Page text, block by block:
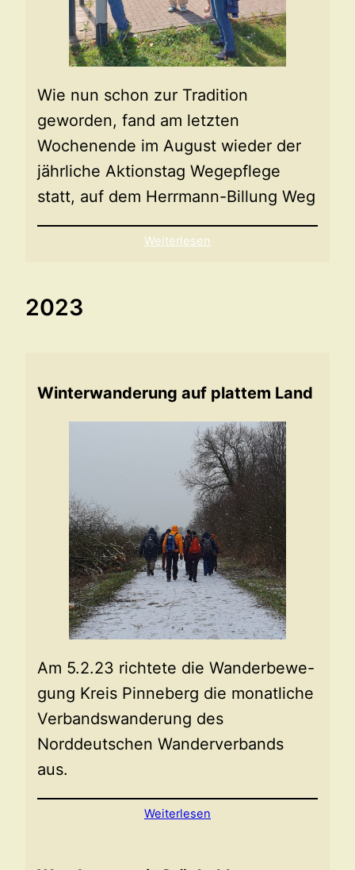
Wie nun schon zur Tradition
geworden, fand am letzten
Wochenende im August wieder der
jährliche Aktionstag Wegepflege
statt, auf dem Herrmann-Billung Weg
Weiterlesen
2023
Winterwanderung auf plattem Land
Am 5.2.23 richtete die Wanderbewe-
gung Kreis Pinneberg die monatliche
Verbandswanderung des
Norddeutschen Wanderverbands
aus.
Weiterlesen